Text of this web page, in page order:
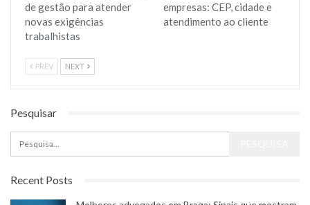
de gestão para atender
novas exigências
trabalhistas
empresas: CEP, cidade e
atendimento ao cliente
PREV NEXT
Pesquisar
Recent Posts